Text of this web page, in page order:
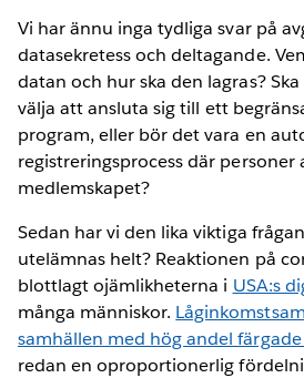
Vi har ännu inga tydliga svar på
datasekretess och deltagande.
datan och hur ska den lagras?
välja att ansluta sig till ett
program, eller bör det vara en
registreringsprocess där personer
medlemskapet?
Sedan har vi den lika viktiga
utelämnas helt? Reaktionen på
blottlagt ojämlikheterna i USA:s
många människor.
samhällen med hög andel
redan en oproportionerlig